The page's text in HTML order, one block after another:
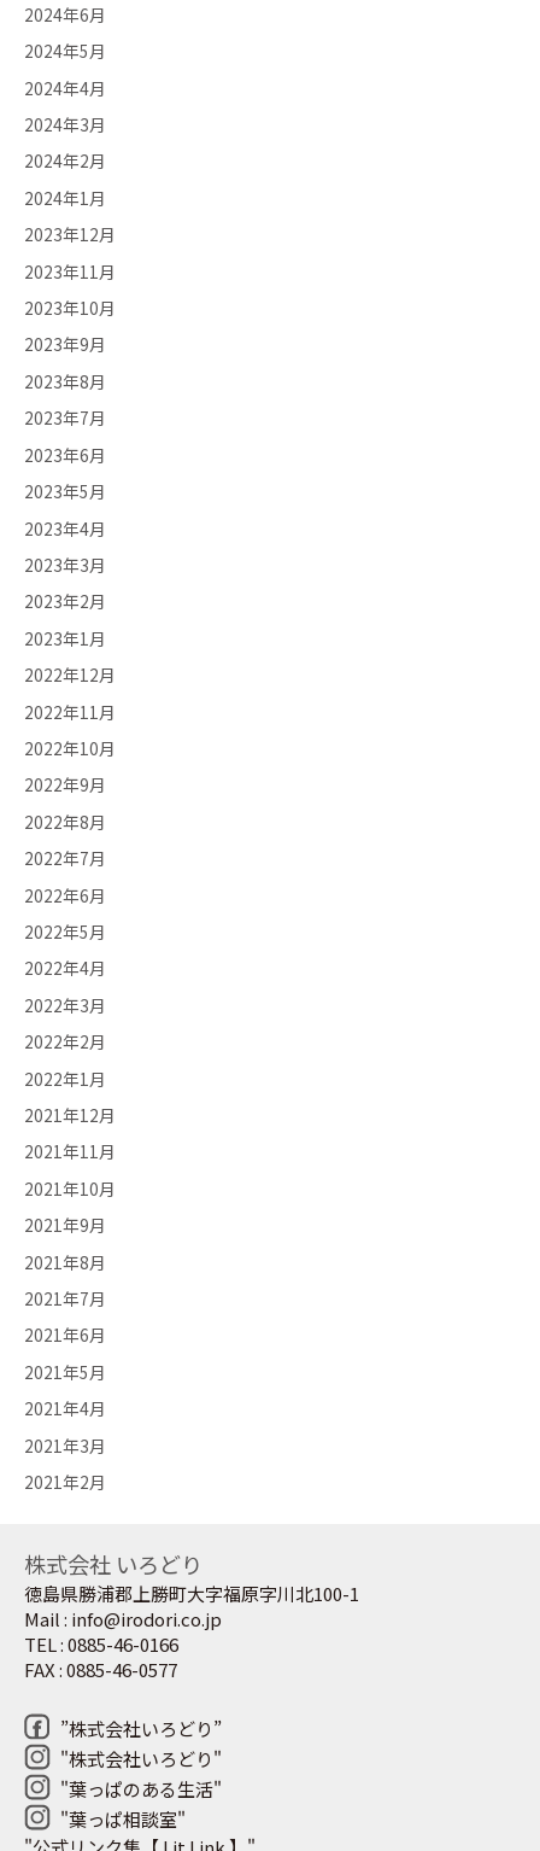
2024年6月
2024年5月
2024年4月
2024年3月
2024年2月
2024年1月
2023年12月
2023年11月
2023年10月
2023年9月
2023年8月
2023年7月
2023年6月
2023年5月
2023年4月
2023年3月
2023年2月
2023年1月
2022年12月
2022年11月
2022年10月
2022年9月
2022年8月
2022年7月
2022年6月
2022年5月
2022年4月
2022年3月
2022年2月
2022年1月
2021年12月
2021年11月
2021年10月
2021年9月
2021年8月
2021年7月
2021年6月
2021年5月
2021年4月
2021年3月
2021年2月
株式会社 いろどり
徳島県勝浦郡上勝町大字福原字川北100-1
Mail : info@irodori.co.jp
TEL : 0885-46-0166
FAX : 0885-46-0577
”株式会社いろどり”
"株式会社いろどり"
"葉っぱのある生活"
"葉っぱ相談室"